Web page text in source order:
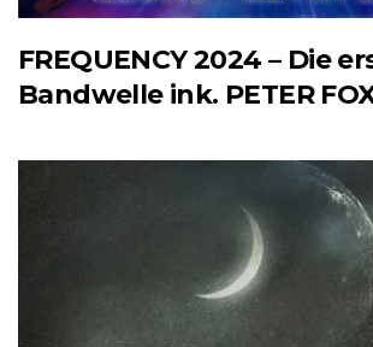
FREQUENCY 2024 – Die
Bandwelle ink. PETER